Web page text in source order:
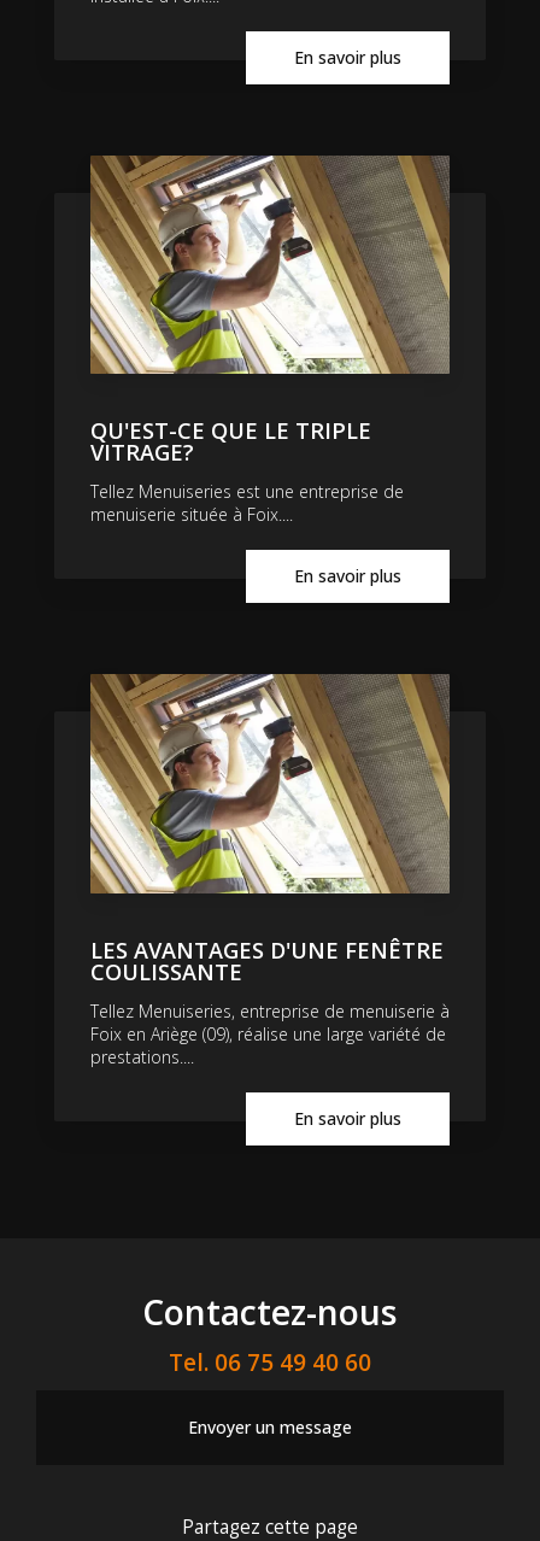
En savoir plus
QU'EST-CE QUE LE TRIPLE
VITRAGE?
Tellez Menuiseries est une entreprise de
menuiserie située à Foix....
En savoir plus
LES AVANTAGES D'UNE FENÊTRE
COULISSANTE
Tellez Menuiseries, entreprise de menuiserie à
Foix en Ariège (09), réalise une large variété de
prestations....
En savoir plus
Contactez-nous
Tel. 06 75 49 40 60
Envoyer un message
Partagez cette page